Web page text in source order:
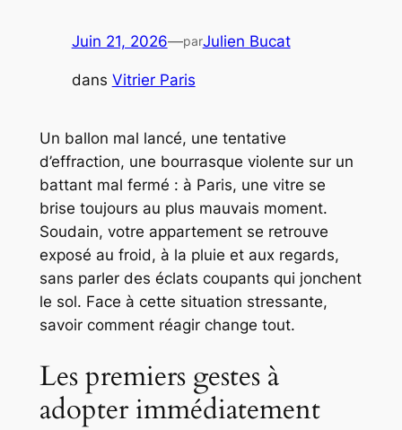
Juin 21, 2026—parJulien Bucat
dans Vitrier Paris
Un ballon mal lancé, une tentative
d’effraction, une bourrasque violente sur un
battant mal fermé : à Paris, une vitre se
brise toujours au plus mauvais moment.
Soudain, votre appartement se retrouve
exposé au froid, à la pluie et aux regards,
sans parler des éclats coupants qui jonchent
le sol. Face à cette situation stressante,
savoir comment réagir change tout.
Les premiers gestes à
adopter immédiatement